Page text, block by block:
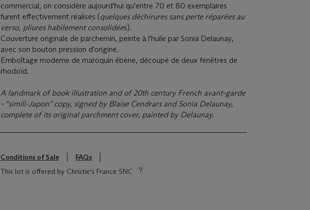
commercial, on considère aujourd'hui qu'entre 70 et 80 exemplaires
furent effectivement réalisés (quelques déchirures sans perte réparées au
verso, pliures habilement consolidées).
Couverture originale de parchemin, peinte à l'huile par Sonia Delaunay,
avec son bouton pression d'origine.
Emboîtage moderne de maroquin ébène, découpé de deux fenêtres de
rhodoïd.
A landmark of book illustration and of 20th century French avant-garde
- "simili-Japon" copy, signed by Blaise Cendrars and Sonia Delaunay,
complete of its original parchment cover, painted by Delaunay.
Conditions of Sale
FAQs
This lot is offered by Christie's France SNC